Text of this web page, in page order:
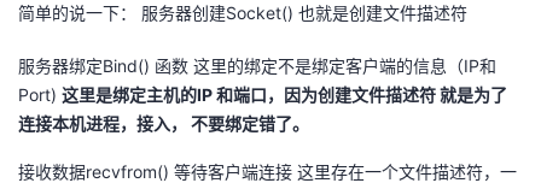
程
认
证
的
实
我
的
支
持
声
建
简单的说一下： 服务器创建Socket() 也就是创建文件描述符
服务器绑定Bind() 函数 这里的绑定不是绑定客户端的信息（IP和
Port) 这里是绑定主机的IP 和端口，因为创建文件描述符 就是为了
连接本机进程，接入， 不要绑定错了。
接收数据recvfrom() 等待客户端连接 这里存在一个文件描述符，一